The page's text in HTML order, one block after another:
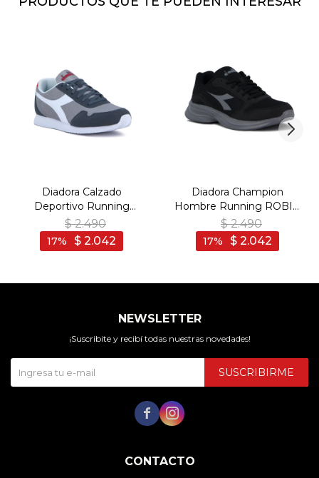
Diadora Calzado
Deportivo Running
SIMPLE RUN - Man - Gris
$ 2.490
$ 2.042
17
Diadora Champion
Hombre Running ROBIN
4 - Negro-Gris Oscuro
$ 2.490
$ 2.042
17
CONTACTO
NEWSLETTER
¡Suscribite y recibí todas nuestras novedades!
SUSCRIBIRME
 